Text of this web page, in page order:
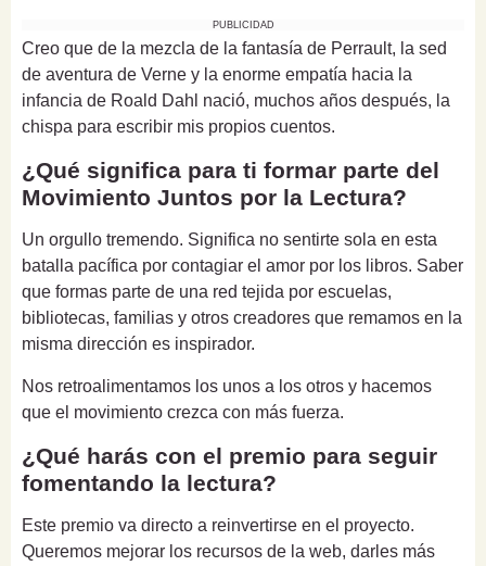
PUBLICIDAD
Creo que de la mezcla de la fantasía de Perrault, la sed
de aventura de Verne y la enorme empatía hacia la
infancia de Roald Dahl nació, muchos años después, la
chispa para escribir mis propios cuentos.
¿Qué significa para ti formar parte del
Movimiento Juntos por la Lectura?
Un orgullo tremendo. Significa no sentirte sola en esta
batalla pacífica por contagiar el amor por los libros. Saber
que formas parte de una red tejida por escuelas,
bibliotecas, familias y otros creadores que remamos en la
misma dirección es inspirador.
Nos retroalimentamos los unos a los otros y hacemos
que el movimiento crezca con más fuerza.
¿Qué harás con el premio para seguir
fomentando la lectura?
Este premio va directo a reinvertirse en el proyecto.
Queremos mejorar los recursos de la web, darles más